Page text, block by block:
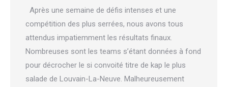
Après une semaine de défis intenses et une
compétition des plus serrées, nous avons tous
attendus impatiemment les résultats finaux.
Nombreuses sont les teams s’étant données à fond
pour décrocher le si convoité titre de kap le plus
salade de Louvain-La-Neuve. Malheureusement